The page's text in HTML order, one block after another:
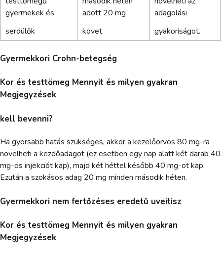
gyermekek és
adott 20 mg
adagolási
serdülők
követ. gyakoriságot.
Gyermekkori Crohn-betegség
Kor és testtömeg Mennyit és milyen gyakran
Megjegyzések
kell bevenni?
Ha gyorsabb hatás szükséges, akkor a kezelőorvos 80 mg-ra
növelheti a kezdőadagot (ez esetben egy nap alatt két darab 40
mg-os injekciót kap), majd két héttel később 40 mg-ot kap.
Ezután a szokásos adag 20 mg minden második héten.
Gyermekkori nem fertőzéses eredetű uveitisz
Kor és testtömeg Mennyit és milyen gyakran
Megjegyzések